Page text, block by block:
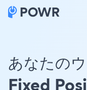
あなたの
Fixed